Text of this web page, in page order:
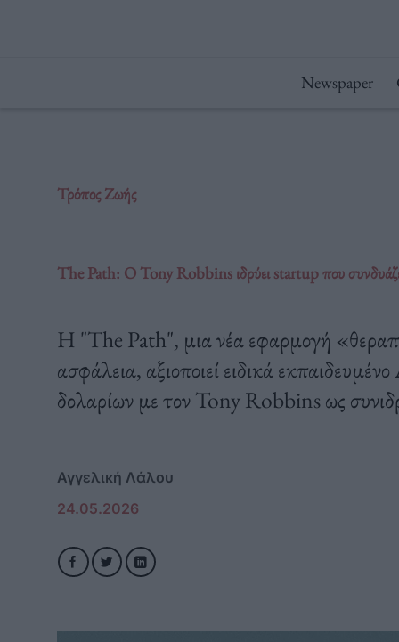
Newspaper
Τρόπος Ζωής
The Path: O Tony Robbins ιδρύει startup που
Η "The Path", μια νέα εφαρμογή
ασφάλεια, αξιοποιεί ειδικά
δολαρίων με τον Tony Robbins ως
Αγγελική Λάλου
24.05.2026